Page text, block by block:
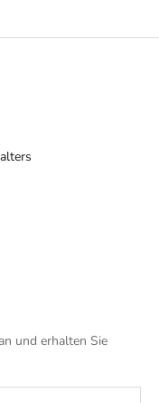
123
Element 4
und erhalten Sie